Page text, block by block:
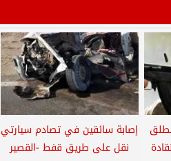
إصابة سائقين في تصادم سيارتي
نقل على طريق قفط -القصير